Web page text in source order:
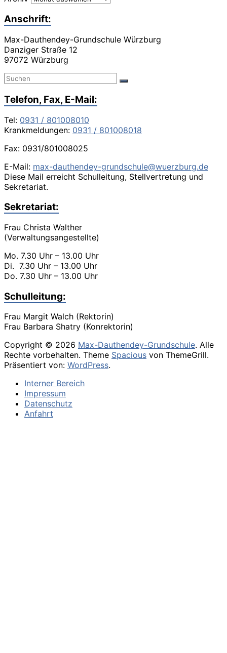
Anschrift:
Max-Dauthendey-Grundschule Würzburg
Danziger Straße 12
97072 Würzburg
Telefon, Fax, E-Mail:
Tel: 0931 / 801008010
Krankmeldungen: 0931 / 801008018
Fax: 0931/801008025
E-Mail: max-dauthendey-grundschule@wuerzburg.de
Diese Mail erreicht Schulleitung, Stellvertretung und
Sekretariat.
Sekretariat:
Frau Christa Walther
(Verwaltungsangestellte)
Mo. 7.30 Uhr – 13.00 Uhr
Di. 7.30 Uhr – 13.00 Uhr
Do. 7.30 Uhr – 13.00 Uhr
Schulleitung:
Frau Margit Walch (Rektorin)
Frau Barbara Shatry (Konrektorin)
Copyright © 2026 Max-Dauthendey-Grundschule. Alle
Rechte vorbehalten. Theme Spacious von ThemeGrill.
Präsentiert von: WordPress.
Interner Bereich
Impressum
Datenschutz
Anfahrt